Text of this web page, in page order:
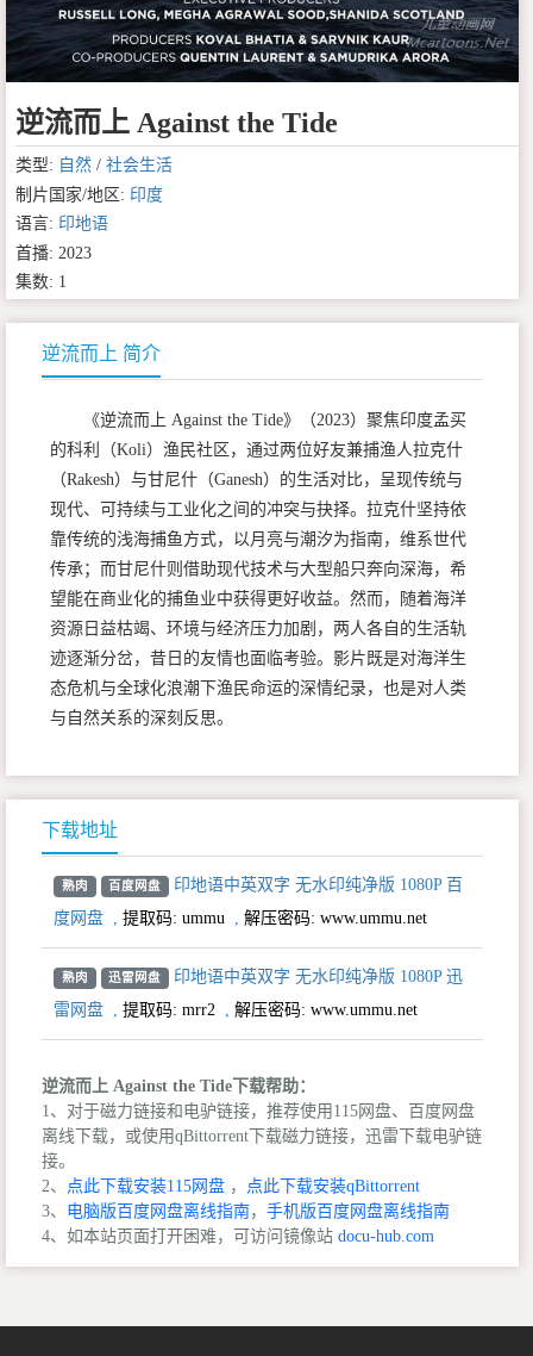
逆流而上 Against the Tide
类型: 自然 / 社会生活
制片国家/地区: 印度
语言: 印地语
首播: 2023
集数: 1
逆流而上 简介
《逆流而上 Against the Tide》（2023）聚焦印度孟买
的科利（Koli）渔民社区，通过两位好友兼捕渔人拉克什
（Rakesh）与甘尼什（Ganesh）的生活对比，呈现传统与
现代、可持续与工业化之间的冲突与抉择。拉克什坚持依
靠传统的浅海捕鱼方式，以月亮与潮汐为指南，维系世代
传承；而甘尼什则借助现代技术与大型船只奔向深海，希
望能在商业化的捕鱼业中获得更好收益。然而，随着海洋
资源日益枯竭、环境与经济压力加剧，两人各自的生活轨
迹逐渐分岔，昔日的友情也面临考验。影片既是对海洋生
态危机与全球化浪潮下渔民命运的深情纪录，也是对人类
与自然关系的深刻反思。
下载地址
熟肉 百度网盘
印地语中英双字 无水印纯净版 1080P 百
度网盘
提取码: ummu 解压密码: www.ummu.net
熟肉 迅雷网盘
印地语中英双字 无水印纯净版 1080P 迅
雷网盘
提取码: mrr2 解压密码: www.ummu.net
逆流而上 Against the Tide下载帮助：
1、对于磁力链接和电驴链接，推荐使用115网盘、百度网盘
离线下载，或使用qBittorrent下载磁力链接，迅雷下载电驴链
接。
2、
点此下载安装115网盘 ，
点此下载安装qBittorrent
3、
电脑版百度网盘离线指南， 手机版百度网盘离线指南
4、如本站页面打开困难，可访问镜像站 docu-hub.com